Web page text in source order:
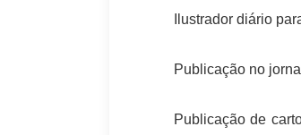
Ilustrador diário
Publicação no
Publicação de